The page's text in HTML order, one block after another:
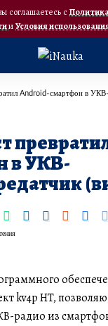
соглашаетесь с
иУсловия
Android-смартфон в
в УКВ-
kv4p HT,
радио из